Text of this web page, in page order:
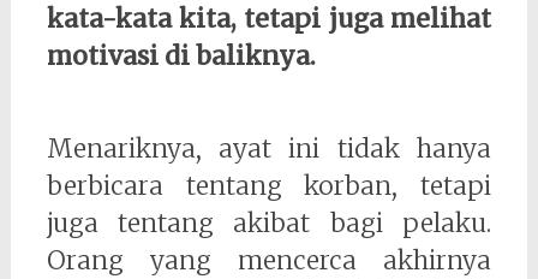
kata-kata kita, tetapi juga melihat
motivasi di baliknya.
Menariknya, ayat ini tidak hanya
berbicara tentang korban, tetapi
juga tentang akibat bagi pelaku.
Orang yang mencerca akhirnya